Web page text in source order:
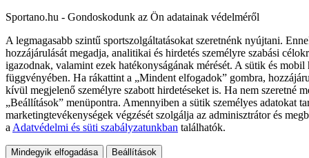
Sportano.hu - Gondoskodunk az Ön adatainak védelméről
A legmagasabb szintű sportszolgáltatásokat szeretnénk nyújtani.
hozzájárulását megadja, analitikai és hirdetés személyre szabási
igazodnak, valamint ezek hatékonyságának mérését. A sütik és
függvényében. Ha rákattint a „Mindent elfogadok” gombra,
kívül megjelenő személyre szabott hirdetéseket is. Ha nem szeretné
„Beállítások” menüpontra. Amennyiben a sütik személyes adatokat
marketingtevékenységek végzését szolgálja az adminisztrátor és
a Adatvédelmi és süti szabályzatunkban találhatók.
Mindegyik elfogadása Beállítások